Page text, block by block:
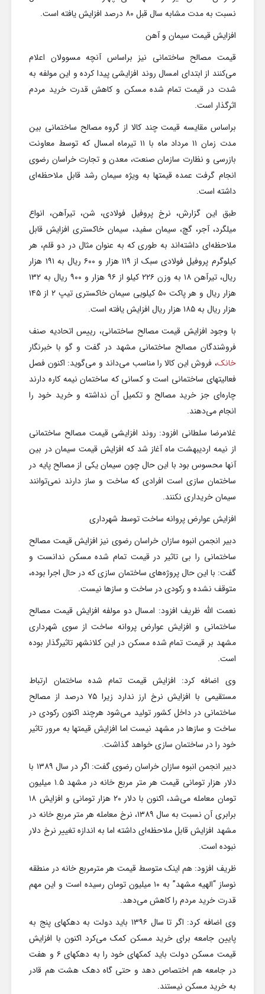
نسبت به مدت مشابه سال قبل ۸۰ درصد افزایش یافته است.
افزایش قیمت سیمان و آهن
قیمت مصالح ساختمانی نیز براساس آنچه مسوولان اعلام
می‌کنند از ابتدای امسال روند افزایشی پیدا کرده و این مولفه به
شدت در قیمت تمام شده مسکن و کاهش قدرت خرید مردم
اثرگذار است.
براساس مقایسه قیمت چند کالا از گروه مصالح ساختمانی بین
مدت زمان ۱۱ مرداد ماه با ۱۱ تیرماه امسال که توسط معاونت
بازرسی و نظارت سازمان صنعت، معدن و تجارت خراسان رضوی
انجام گرفت عمده قیمتها به ویژه سیمان رشد قابل ملاحظه‌ای
داشته است.
طبق این گزارش، نرخ پروفیل فولادی، شن، تیرآهن، انواع
میلگرد، آجر، گچ، سیمان سفید، سیمان خاکستری افزایش قابل
ملاحظه‌ای داشته‌اند به طوری که به عنوان مثال در دو قلم، هر
کیلوگرم پروفیل فولادی سبک از ۱۱۹ هزار و ۶۰۰ ریال به ۱۹۱ هزار
ریال، تیرآهن ۱۸ به وزن ۲۲۶ کیلو از ۹۶ هزار و ۹۰۰ ریال به ۱۳۲
هزار ریال و هر پاکت ۵۰ کیلویی سیمان خاکستری تیپ ۲ از ۱۴۵
هزار ریال به ۱۸۵ هزار ریال افزایش یافته است.
با وجود افزایش قیمت مصالح ساختمانی، رییس اتحادیه صنف
فروشندگان مصالح ساختمانی مشهد در گفت و گو با خبرنگار
خانک، فروش این کالا را مناسب می‌داند و می‌گوید: اکنون فصل
فعالیتهای ساختمانی است و کسانی که ساختمان نیمه کاره دارند
چاره‌ای جز خرید مصالح و تکمیل آن نداشته و خرید خود را
انجام می‌دهند.
غلامرضا سلطانی افزود: روند افزایشی قیمت مصالح ساختمانی
از نیمه اردیبهشت ماه آغاز شد که افزایش قیمت سیمان در بین
آنها محسوس بود با این حال چون سیمان یکی از مصالح پایه در
ساختمان سازی است افرادی که ساخت و ساز دارند نمی‌توانند
سیمان خریداری نکنند.
افزایش عوارض پروانه ساخت توسط شهرداری
دبیر انجمن انبوه سازان خراسان رضوی نیز افزایش قیمت مصالح
ساختمانی را بی تاثیر در قیمت تمام شده مسکن ندانست و
گفت: با این حال پروژه‌های ساختمان سازی که در حال اجرا بوده،
متوقف نشده و رکودی در ساخت و سازها نیست.
نعمت الله ظریف افزود: امسال دو مولفه افزایش قیمت مصالح
ساختمانی و افزایش عوارض پروانه ساخت از سوی شهرداری
مشهد بر قیمت تمام شده مسکن در این کلانشهر تاثیرگذار بوده
است.
وی اضافه کرد: افزایش قیمت تمام شده ساختمان ارتباط
مستقیمی با افزایش نرخ ارز ندارد زیرا ۷۵ درصد از مصالح
ساختمانی در داخل کشور تولید می‌شود هرچند اکنون رکودی در
ساخت و سازها در مشهد نیست اما افزایش قیمتها به مرور تاثیر
خود را در ساختمان سازی خواهد گذاشت.
دبیر انجمن انبوه سازان خراسان رضوی گفت: اگر در سال ۱۳۸۹ با
دلار هزار تومانی قیمت هر متر مربع خانه در مشهد ۱.۵ میلیون
تومان معامله می‌شد، اکنون با دلار ۲۰ هزار تومانی و افزایش ۱۸
برابری آن نسبت به سال ۱۳۸۹، نرخ معامله هر متر مربع خانه در
مشهد افزایش قابل ملاحظه‌ای داشته اما به اندازه تغییر نرخ دلار
نبوده است.
ظریف افزود: هم اینک متوسط قیمت هر مترمربع خانه در منطقه
نوساز “الهیه مشهد” به ۱۰ میلیون تومان رسیده است و این مهم
قدرت خرید مردم را کاهش می‌دهد.
وی اضافه کرد: اگر تا سال ۱۳۹۶ باید دولت به دهکهای پنج به
پایین جامعه برای خرید مسکن کمک می‌کرد اکنون با افزایش
قیمت مسکن دولت باید کمکهای خود را به دهکهای ۶ و هفت
در جامعه هم اختصاص دهد و حتی گاه دهک هشت هم قادر
به خرید مسکن نیستند.